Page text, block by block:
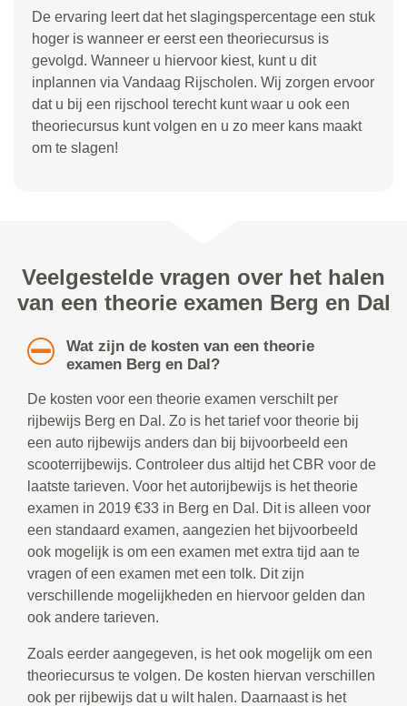
De ervaring leert dat het slagingspercentage een stuk
hoger is wanneer er eerst een theoriecursus is
gevolgd. Wanneer u hiervoor kiest, kunt u dit
inplannen via Vandaag Rijscholen. Wij zorgen ervoor
dat u bij een rijschool terecht kunt waar u ook een
theoriecursus kunt volgen en u zo meer kans maakt
om te slagen!
Veelgestelde vragen over het halen
van een theorie examen Berg en Dal
Wat zijn de kosten van een theorie
examen Berg en Dal?
De kosten voor een theorie examen verschilt per
rijbewijs Berg en Dal. Zo is het tarief voor theorie bij
een auto rijbewijs anders dan bij bijvoorbeeld een
scooterrijbewijs. Controleer dus altijd het CBR voor de
laatste tarieven. Voor het autorijbewijs is het theorie
examen in 2019 €33 in Berg en Dal. Dit is alleen voor
een standaard examen, aangezien het bijvoorbeeld
ook mogelijk is om een examen met extra tijd aan te
vragen of een examen met een tolk. Dit zijn
verschillende mogelijkheden en hiervoor gelden dan
ook andere tarieven.
Zoals eerder aangegeven, is het ook mogelijk om een
theoriecursus te volgen. De kosten hiervan verschillen
ook per rijbewijs dat u wilt halen. Daarnaast is het